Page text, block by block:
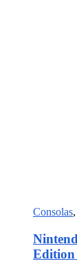
Consolas,
Edition